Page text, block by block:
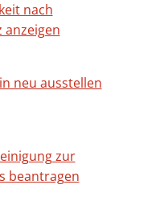
nach
anzeigen
neu ausstellen
zur
beantragen